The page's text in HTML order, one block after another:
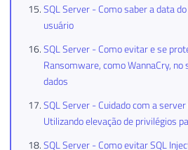
SQL Server - Como saber a data
usuário
SQL Server - Como evitar e se
Ransomware, como WannaCry, no
dados
SQL Server - Cuidado com a
Utilizando elevação de privilégios
SQL Server - Como evitar SQL